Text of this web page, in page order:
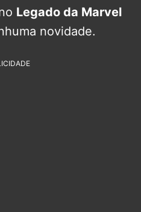
Legado da Marvel
novidade.